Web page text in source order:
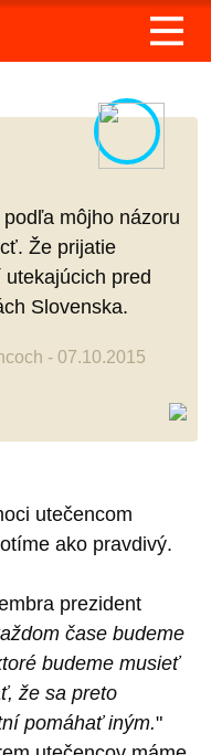
môjho názoru
Že prijatie
pred
Slovenska.
- 07.10.2015
utečencom
ako pravdivý.
prezident
čase budeme
budeme musieť
že sa preto
pomáhať iným."